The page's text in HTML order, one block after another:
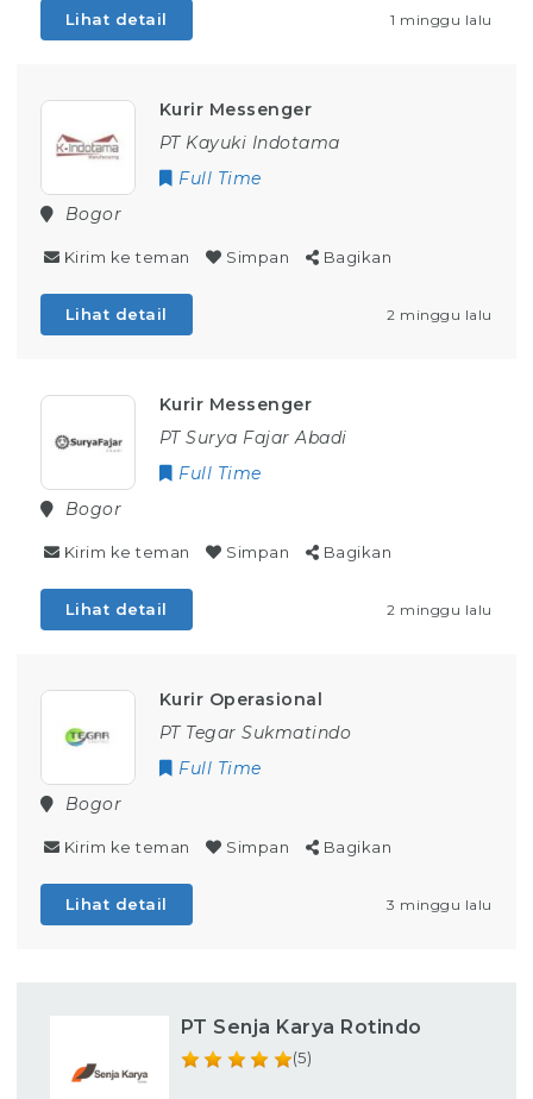
Lihat detail 1 minggu lalu
Kurir Messenger
PT Kayuki Indotama
Full Time
Bogor
Kirim ke teman Simpan Bagikan
Lihat detail 2 minggu lalu
Kurir Messenger
PT Surya Fajar Abadi
Full Time
Bogor
Kirim ke teman Simpan Bagikan
Lihat detail 2 minggu lalu
Kurir Operasional
PT Tegar Sukmatindo
Full Time
Bogor
Kirim ke teman Simpan Bagikan
Lihat detail 3 minggu lalu
PT Senja Karya Rotindo
(5)